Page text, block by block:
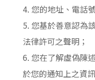
4. 您的地址、電話
5. 您基於善意認為
法律許可之聲明；
6. 您在了解虛偽陳
於您的通知上之資